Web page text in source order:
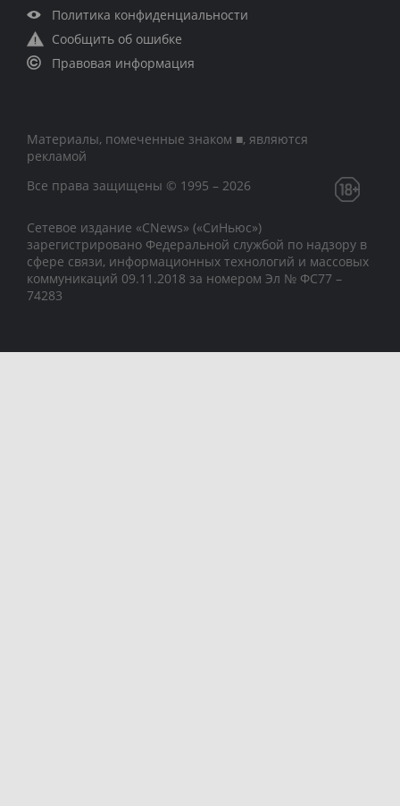
Политика конфиденциальности
Сообщить об ошибке
Правовая информация
Материалы, помеченные знаком ■, являются
рекламой
Все права защищены © 1995 – 2026
Сетевое издание «CNews» («СиНьюс»)
зарегистрировано Федеральной службой по надзору в
сфере связи, информационных технологий и массовых
коммуникаций 09.11.2018 за номером Эл № ФС77 –
74283